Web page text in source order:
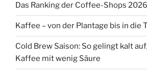
Das Ranking der Coffee-Shops 2026
Kaffee – von der Plantage bis in die
Cold Brew Saison: So gelingt kalt
Kaffee mit wenig Säure